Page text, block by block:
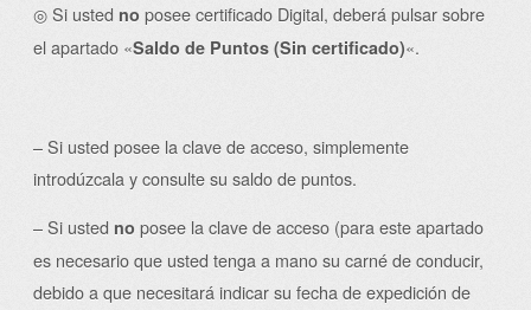
◎ Si usted no posee certificado Digital, deberá pulsar sobre
el apartado «Saldo de Puntos (Sin certificado)«.
– Si usted posee la clave de acceso, simplemente
introdúzcala y consulte su saldo de puntos.
– Si usted no posee la clave de acceso (para este apartado
es necesario que usted tenga a mano su carné de conducir,
debido a que necesitará indicar su fecha de expedición de